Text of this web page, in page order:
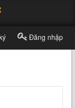
Đăng nhập